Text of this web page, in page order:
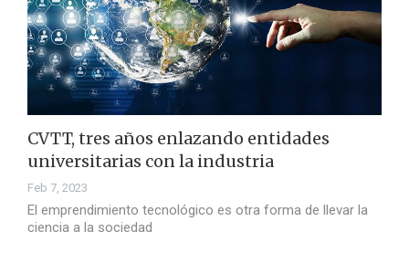
CVTT, tres años enlazando entidades
universitarias con la industria
Feb 7, 2023
El emprendimiento tecnológico es otra forma de llevar la
ciencia a la sociedad